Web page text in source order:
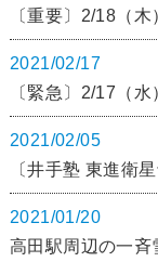
〔重要〕2/18（
2021/02/17
〔緊急〕2/17（
2021/02/05
〔井手塾 東進衛
2021/01/20
高田駅周辺の一斉